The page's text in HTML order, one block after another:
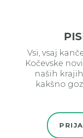
Vsi, vsaj
Kočevske
naših
kakšno